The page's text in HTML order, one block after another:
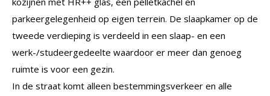
parkeergelegenheid op eigen terrein. De slaapkamer op de
tweede verdieping is verdeeld in een slaap- en een
werk-/studeergedeelte waardoor er meer dan genoeg
ruimte is voor een gezin.
In de straat komt alleen bestemmingsverkeer en alle